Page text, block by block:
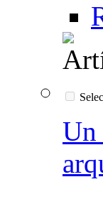
Un